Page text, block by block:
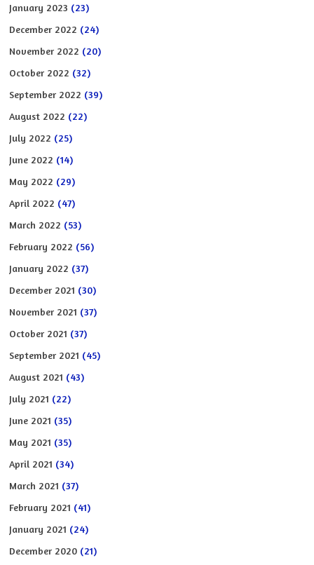
January 2023 (23)
December 2022 (24)
November 2022 (20)
October 2022 (32)
September 2022 (39)
August 2022 (22)
July 2022 (25)
June 2022 (14)
May 2022 (29)
April 2022 (47)
March 2022 (53)
February 2022 (56)
January 2022 (37)
December 2021 (30)
November 2021 (37)
October 2021 (37)
September 2021 (45)
August 2021 (43)
July 2021 (22)
June 2021 (35)
May 2021 (35)
April 2021 (34)
March 2021 (37)
February 2021 (41)
January 2021 (24)
December 2020 (21)